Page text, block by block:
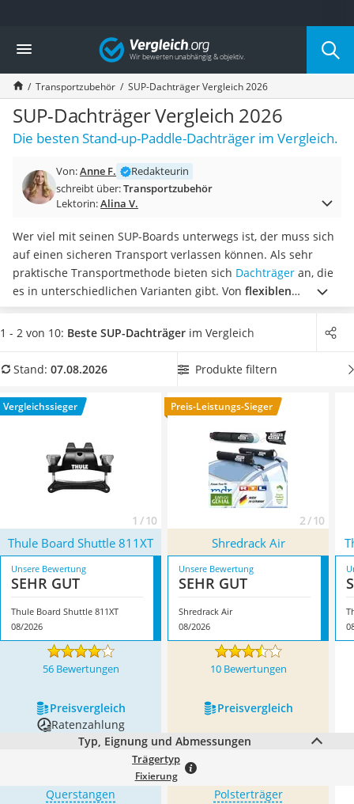
Die beliebtesten Vergleiche nach Kategorie
Auto & Motor
Fahrradträger-Anhängerkupplung (4 Fahrräder)
Fahrradträger
Fahrradträger (Anhängerkupplung)
Fahrradträger 3 Fahrräder
Benzinkanister (20 l)
Fahrradträger E-Bike
Benzinkanister
Wagenheber 3t
AGM-Batterie Wohnmobil
Thule-Fahrradträger
FM-Transmitter
Sommerreifen 205/55 R16
Autobatterie-Ladegerät
Alkoholtester
Diesel-Additiv
Wagenheber
Vergleich
Transportzubehör SUP-Dachträger Vergleich 2026
SUP-Dachträger Vergleich 2026
Die besten Stand-up-Paddle-Dachträger im Vergleich.
Von:Anne F.
Redakteurin
schreibt über:Transportzubehör
Lektorin:Alina V.
Wer viel mit seinen SUP-Boards unterwegs ist, der muss sich
auf einen sicheren Transport verlassen können. Als sehr
praktische Transportmethode bieten sich Dachträger an, die
es in unterschiedlichen Varianten gibt. Von flexiblen
Schaumstoff-Pads bis hin zu Relingträgern aus legiertem
Stahl– laut zahlreichen Praxis-Tests im Internet gibt es bei
Vergleich, worauf Sie besonders achten müssen. Wählen Sie
für Ihren PKW-Typ geeignet istund ausreichend Traglast
mitbringt. Überzeugt hat uns hier im August 2026 besonders
Thule Board Shuttle 811XT* mit seinen
Eigenschaften.
1 - 2 von 10: Beste SUP-Dachträger im Vergleich
Stand: 07.08.2026 Produkte filtern
Vergleichssieger
1 / 10
Preis-Leistungs-Sieger
2 / 10
Thule Board Shuttle 811XT Shredrack Air
Unsere Bewertung
SEHR GUT
Thule Board Shuttle 811XT
08/2026
Unsere Bewertung
SEHR GUT
Shredrack Air
08/2026
56 Bewertungen 10 Bewertungen
Preis­vergleich
Preis­vergleich
Ratenzahlung
Typ, Eignung und Abmessungen
Trägertyp
Fixierung
Querstangen Polsterträger